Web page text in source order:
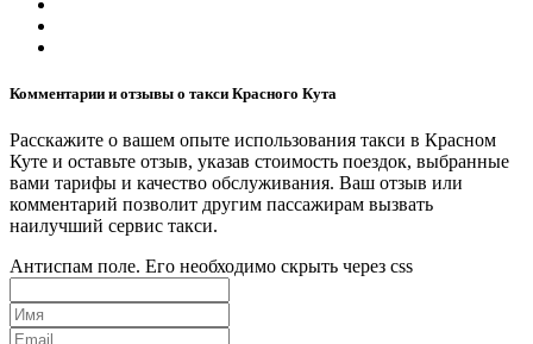
Комментарии и отзывы о такси Красного Кута
Расскажите о вашем опыте использования такси в Красном
Куте и оставьте отзыв, указав стоимость поездок, выбранные
вами тарифы и качество обслуживания. Ваш отзыв или
комментарий позволит другим пассажирам вызвать
наилучший сервис такси.
Антиспам поле. Его необходимо скрыть через css